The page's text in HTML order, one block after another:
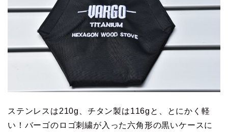
ステンレスは210g、チタン製は116gと、とにかく軽
い！バーゴのロゴ刺繍が入った六角形の黒いケースに